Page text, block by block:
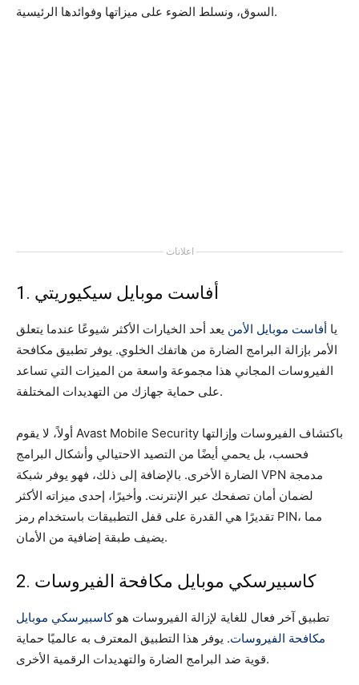
السوق، ونسلط الضوء على ميزاتها وفوائدها الرئيسية.
اعلانات
1. أفاست موبايل سيكيوريتي
يا أفاست موبايل الأمن يعد أحد الخيارات الأكثر شيوعًا عندما يتعلق
الأمر بإزالة البرامج الضارة من هاتفك الخلوي. يوفر تطبيق مكافحة
الفيروسات المجاني هذا مجموعة واسعة من الميزات التي تساعد
على حماية جهازك من التهديدات المختلفة.
أولاً، لا يقوم Avast Mobile Security باكتشاف الفيروسات وإزالتها
فحسب، بل يحمي أيضًا من التصيد الاحتيالي وأشكال البرامج
الضارة الأخرى. بالإضافة إلى ذلك، فهو يوفر شبكة VPN مدمجة
لضمان أمان تصفحك عبر الإنترنت. وأخيرًا، إحدى ميزاته الأكثر
تقديرًا هي القدرة على قفل التطبيقات باستخدام رمز PIN، مما
يضيف طبقة إضافية من الأمان.
2. كاسبيرسكي موبايل مكافحة الفيروسات
تطبيق آخر فعال للغاية لإزالة الفيروسات هوكاسبيرسكي موبايل
مكافحة الفيروسات. يوفر هذا التطبيق المعترف به عالميًا حماية
قوية ضد البرامج الضارة والتهديدات الرقمية الأخرى.